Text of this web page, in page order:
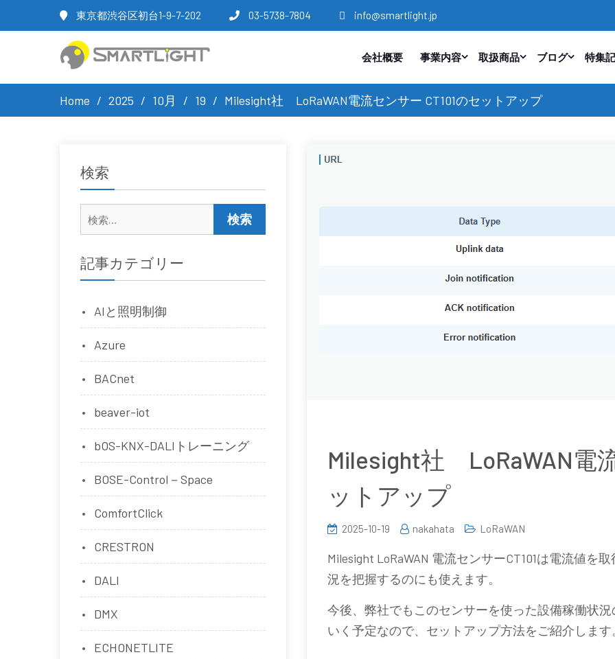
東京都渋谷区初台1-9-7-202 03-5738-7804 info@smartlight.jp
会社概要 事業内容 取扱商品 ブログ 特集
Home 2025 10月 19 Milesight社 LoRaWAN電流センサー CT101のセットアップ
Milesight社 LoRaWAN電
ットアップ
2025-10-19 nakahata LoRaWAN
Milesight LoRaWAN 電流センサーCT101は電流値を
況を把握するのにも使えます。
今後、弊社でもこのセンサーを使った設備稼働状
いく予定なので、セットアップ方法をご紹介します
検索
記事カテゴリー
AIと照明制御
Azure
BACnet
beaver-iot
bOS-KNX-DALIトレーニング
BOSE-Control－Space
ComfortClick
CRESTRON
DALI
DMX
ECHONETLITE